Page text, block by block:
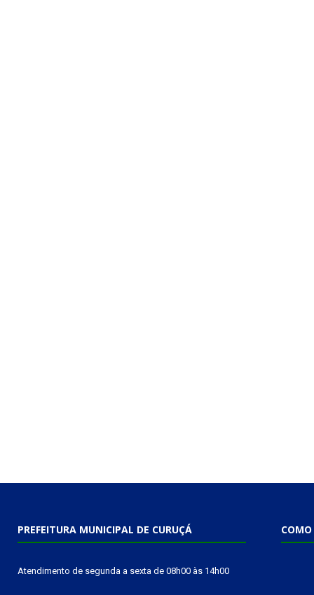
PREFEITURA MUNICIPAL DE CURUÇÁ
Atendimento de segunda a sexta de 08h00 às 14h00
COMO